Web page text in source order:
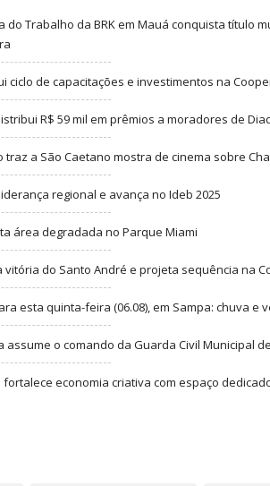
do Trabalho da BRK em Mauá conquista título
ciclo de capacitações e investimentos na
R$ 59 mil em prêmios a moradores de
traz a São Caetano mostra de cinema sobre
regional e avança no Ideb 2025
área degradada no Parque Miami
vitória do Santo André e projeta sequência na
esta quinta-feira (06.08), em Sampa: chuva e
assume o comando da Guarda Civil Municipal
fortalece economia criativa com espaço